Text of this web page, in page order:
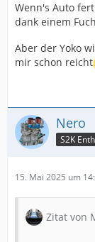
Wenn's Auto
dank einem
Aber der Yoko
mir schon reicht
Nero
S2K
15. Mai 2025 um
Zitat von